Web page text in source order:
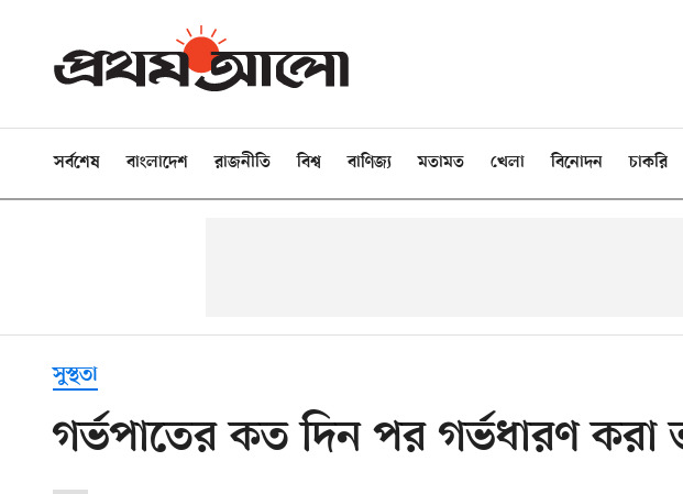
সর্বশেষ বাংলাদেশ রাজনীতি বিশ্ব বাণিজ্য মতামত খেলা বিনোদন চাকরি
সুস্থতা
গর্ভপাতের কত দিন পর গর্ভধারণ করা